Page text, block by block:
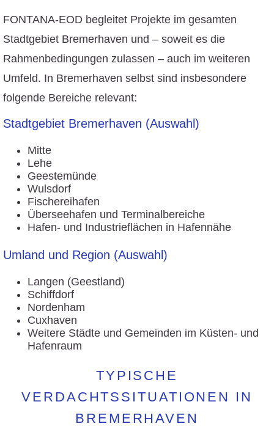
FONTANA-EOD begleitet Projekte im gesamten
Stadtgebiet Bremerhaven und – soweit es die
Rahmenbedingungen zulassen – auch im weiteren
Umfeld. In Bremerhaven selbst sind insbesondere
folgende Bereiche relevant:
Stadtgebiet Bremerhaven (Auswahl)
Mitte
Lehe
Geestemünde
Wulsdorf
Fischereihafen
Überseehafen und Terminalbereiche
Hafen- und Industrieflächen in Hafennähe
Umland und Region (Auswahl)
Langen (Geestland)
Schiffdorf
Nordenham
Cuxhaven
Weitere Städte und Gemeinden im Küsten- und
Hafenraum
TYPISCHE
VERDACHTSSITUATIONEN IN
BREMERHAVEN